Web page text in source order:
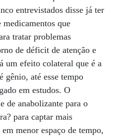
entrevistados disse já ter
que
tratar problemas
de déficit de atenção e
efeito colateral que é a
gênio, até esse tempo
em estudos. O
de anabolizante para o
para captar mais
menor espaço de tempo,